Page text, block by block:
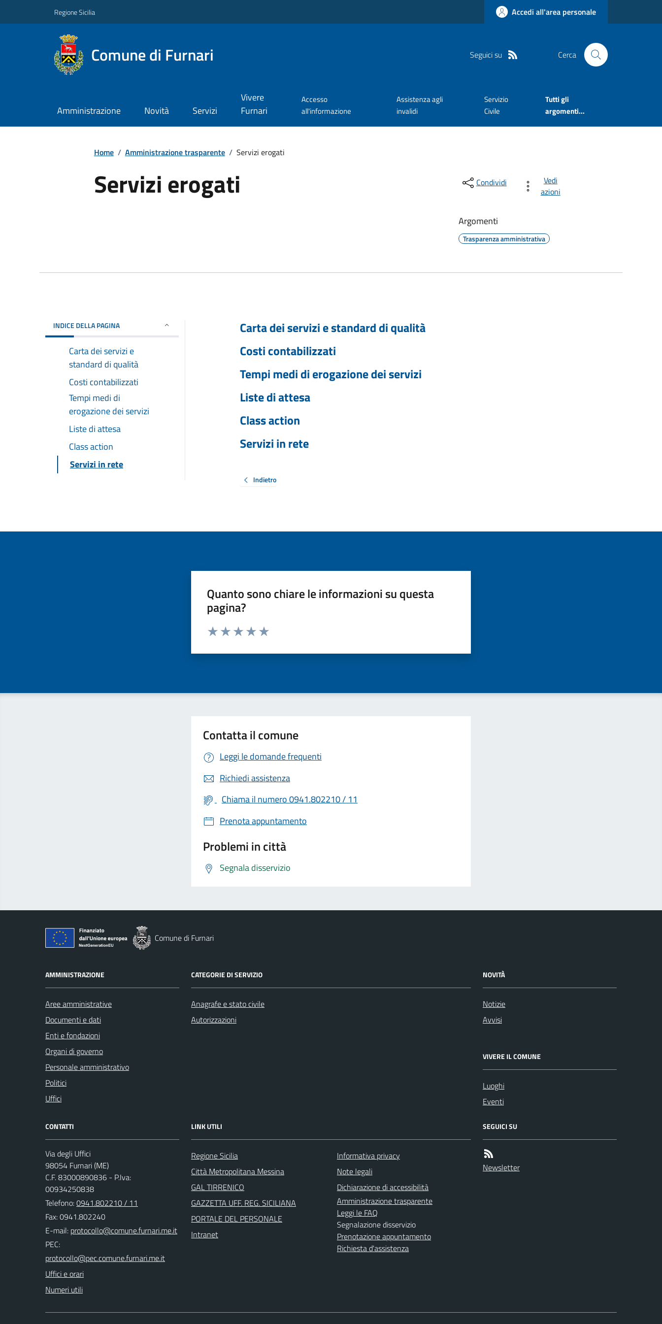
Regione Sicilia Accedi all'area personale
Comune di Furnari Seguici su Cerca
Amministrazione Novità Servizi
Vivere
Furnari
Accesso
all'informazione
Assistenza agli
invalidi
Servizio
Civile
Tutti gli
argomenti...
Home / Amministrazione trasparente / Servizi erogati
Servizi erogati Condividi
Vedi
azioni
Argomenti
Trasparenza amministrativa
INDICE DELLA PAGINA
Carta dei servizi e
standard di qualità
Costi contabilizzati
Tempi medi di
erogazione dei servizi
Liste di attesa
Class action
Servizi in rete
Carta dei servizi e standard di qualità
Costi contabilizzati
Tempi medi di erogazione dei servizi
Liste di attesa
Class action
Servizi in rete
Indietro
Quanto sono chiare le informazioni su questa
pagina?
Valuta da 1 a 5 stelle la pagina
Contatta il comune
Leggi le domande frequenti
Richiedi assistenza
Chiama il numero 0941.802210 / 11
Prenota appuntamento
Problemi in città
Segnala disservizio
Comune di Furnari
AMMINISTRAZIONE
Aree amministrative
Documenti e dati
Enti e fondazioni
Organi di governo
Personale amministrativo
Politici
Uffici
CATEGORIE DI SERVIZIO
Anagrafe e stato civile
Autorizzazioni
NOVITÀ
Notizie
Avvisi
VIVERE IL COMUNE
Luoghi
Eventi
CONTATTI
Via degli Uffici
98054 Furnari (ME)
C.F. 83000890836 - P.Iva:
00934250838
Telefono:0941.802210 / 11
Fax: 0941.802240
E-mail:
PEC:
Uffici e orari
Numeri utili
LINK UTILI
Regione Sicilia
Città Metropolitana Messina
GAL TIRRENICO
GAZZETTA UFF. REG. SICILIANA
PORTALE DEL PERSONALE
Intranet
Informativa privacy
Note legali
Dichiarazione di accessibilità
Amministrazione trasparente
Leggi le FAQ
Segnalazione disservizio
Prenotazione appuntamento
Richiesta d'assistenza
SEGUICI SU
Newsletter